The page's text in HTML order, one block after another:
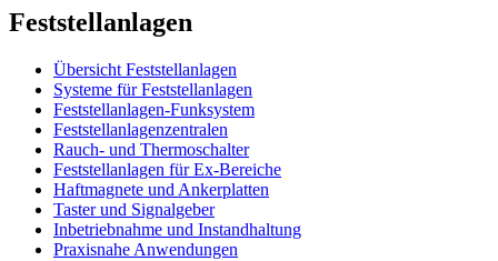
Feststellanlagen
Übersicht Feststellanlagen
Systeme für Feststellanlagen
Feststellanlagen-Funksystem
Feststellanlagenzentralen
Rauch- und Thermoschalter
Feststellanlagen für Ex-Bereiche
Haftmagnete und Ankerplatten
Taster und Signalgeber
Inbetriebnahme und Instandhaltung
Praxisnahe Anwendungen